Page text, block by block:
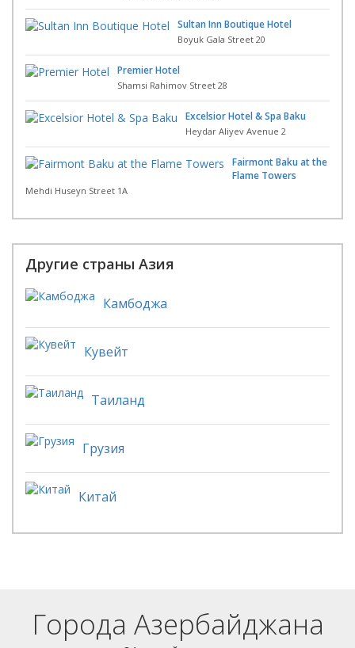
Sultan Inn Boutique Hotel
Boyuk Gala Street 20
Premier Hotel
Shamsi Rahimov Street 28
Excelsior Hotel & Spa Baku
Heydar Aliyev Avenue 2
Fairmont Baku at the
Flame Towers
Mehdi Huseyn Street 1A
Другие страны Азия
Камбоджа
Кувейт
Таиланд
Грузия
Китай
Города Азербайджана